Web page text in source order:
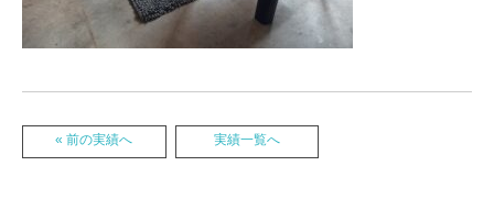
実績一覧へ
« 前の実績へ